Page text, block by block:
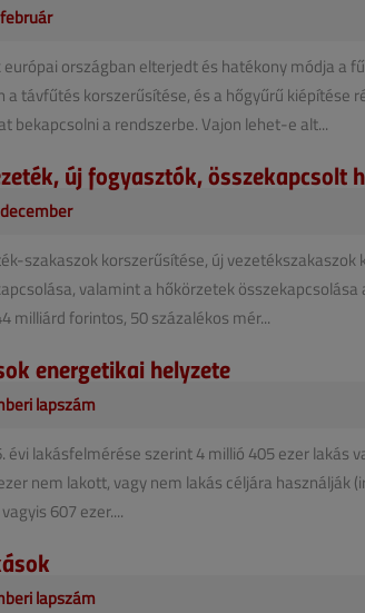
európai országban elterjedt és hatékony módja a
a távfűtés korszerűsítése, és a hőgyűrű kiépítése
bekapcsolni a rendszerbe. Vajon lehet-e alt...
új fogyasztók, összekapcsolt
szakaszok korszerűsítése, új
valamint a hőkörzetek összekapcsolása
milliárd forintos, 50 százalékos mér...
energetikai helyzete
lapszám
évi lakásfelmérése szerint 4 millió 405 ezer lakás
nem lakott, vagy nem lakás céljára használják
607 ezer....
lapszám